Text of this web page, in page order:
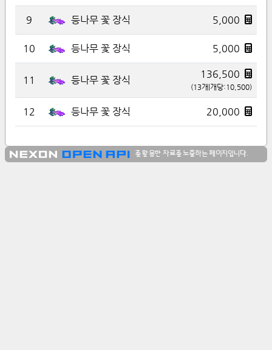
9 등나무 꽃 장식 5,000
10 등나무 꽃 장식 5,000
11 등나무 꽃 장식
136,500
(13개|개당:10,500)
12 등나무 꽃 장식 20,000
를 활용한 자료를 노출하는 페이지입니다.